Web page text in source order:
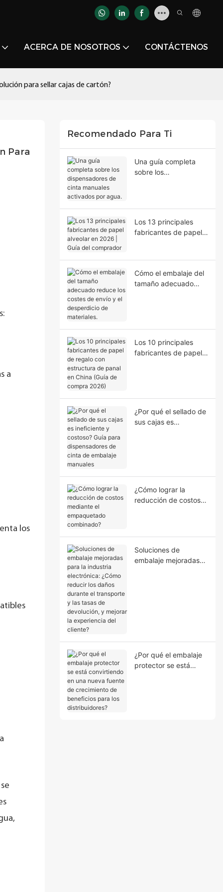
ACERCA DE NOSOTROS CONTÁCTENOS
para sellar cajas de cartón?
Para
a
los
Recomendado Para Ti
Una guía completa
sobre los
Los 13 principales
fabricantes de papel
Cómo el embalaje del
tamaño adecuado
Los 10 principales
fabricantes de papel
¿Por qué el sellado de
sus cajas es
¿Cómo lograr la
reducción de costos
Soluciones de
embalaje mejoradas
cliente?
¿Por qué el embalaje
protector se está